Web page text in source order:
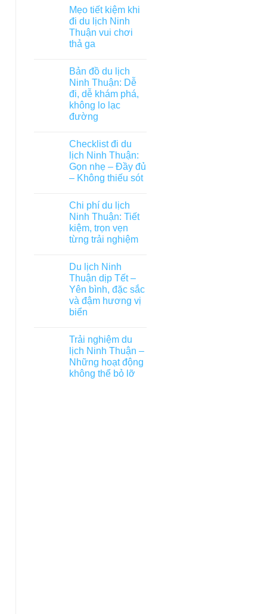
Mẹo tiết kiệm khi
đi du lịch Ninh
Thuận vui chơi
thả ga
Bản đồ du lịch
Ninh Thuận: Dễ
đi, dễ khám phá,
không lo lạc
đường
Checklist đi du
lịch Ninh Thuận:
Gọn nhẹ – Đầy đủ
– Không thiếu sót
Chi phí du lịch
Ninh Thuận: Tiết
kiệm, trọn vẹn
từng trải nghiệm
Du lịch Ninh
Thuận dịp Tết –
Yên bình, đặc sắc
và đậm hương vị
biển
Trải nghiệm du
lịch Ninh Thuận –
Những hoạt động
không thể bỏ lỡ